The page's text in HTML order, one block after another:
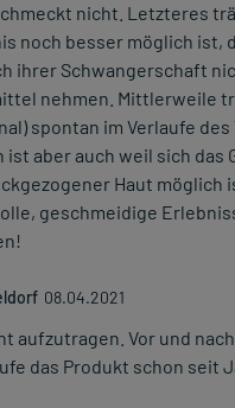
nicht. Letzteres
noch besser möglich ist,
ihrer Schwangerschaft
nehmen. Mittlerweile
spontan im Verlaufe
aber auch weil sich
Haut möglich
geschmeidige
08.04.2021
aufzutragen. Vor und
das Produkt schon seit